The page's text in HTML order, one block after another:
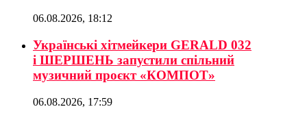
06.08.2026, 18:12
Українські хітмейкери GERALD 032
і ШЕРШЕНЬ запустили спільний
музичний проєкт «КОМПОТ»
06.08.2026, 17:59